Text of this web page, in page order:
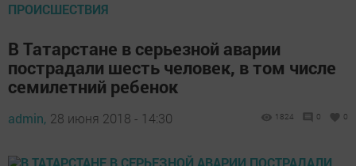
ПРОИСШЕСТВИЯ
В Татарстане в серьезной аварии
пострадали шесть человек, в том числе
семилетний ребенок
admin, 28 июня 2018 - 14:30 1824 0 0